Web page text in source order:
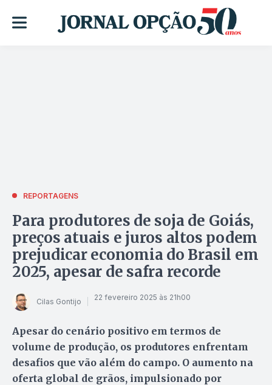
REPORTAGENS
Para produtores de soja de Goiás,
preços atuais e juros altos podem
prejudicar economia do Brasil em
2025, apesar de safra recorde
Cilas Gontijo 22 fevereiro 2025 às 21h00
Apesar do cenário positivo em termos de
volume de produção, os produtores enfrentam
desafios que vão além do campo. O aumento na
oferta global de grãos, impulsionado por